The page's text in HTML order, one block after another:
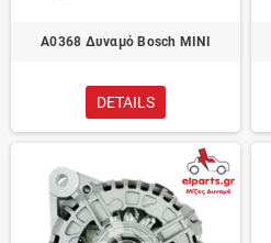
A0368 Δυναμό Bosch MINI
DETAILS